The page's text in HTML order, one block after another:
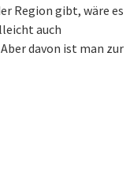
Region gibt, wäre es
auch
davon ist man zur